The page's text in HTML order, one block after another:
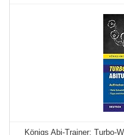
Königs Abi-Trainer: Turbo-